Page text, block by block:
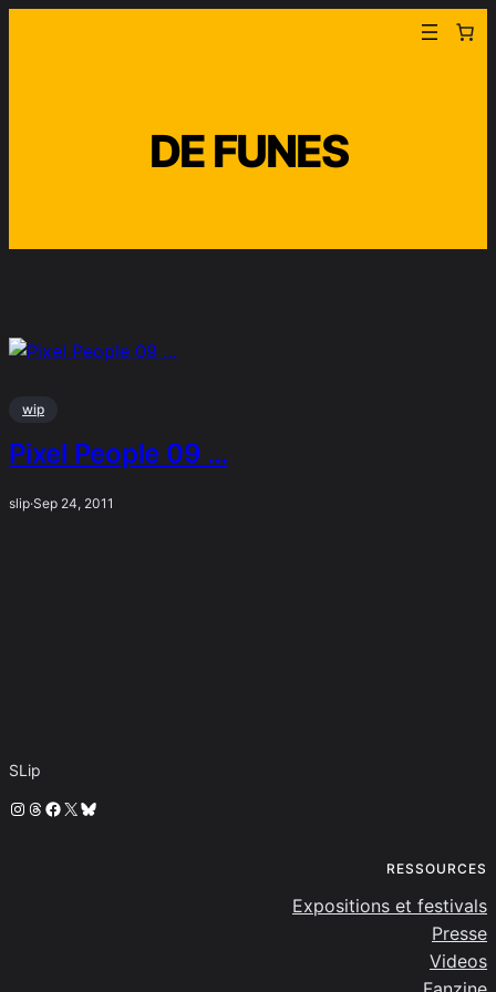
DE FUNES
wip
Pixel People 09 …
slip·Sep 24, 2011
SLip
Instagram
Threads
Facebook
X Bluesky
RESSOURCES
Expositions et festivals
Presse
Videos